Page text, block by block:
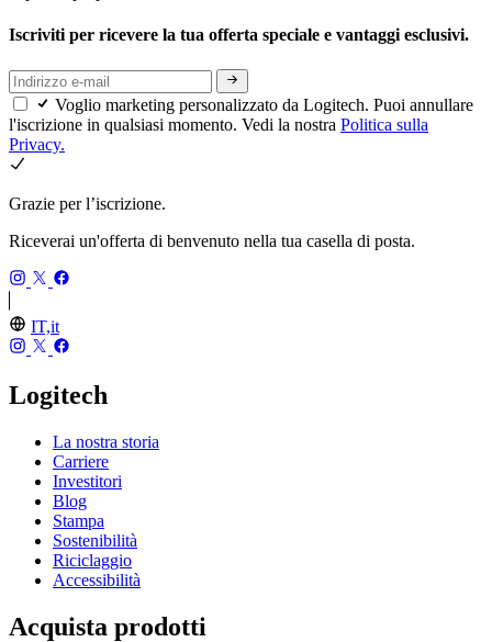
Iscriviti per ricevere la tua offerta speciale e vantaggi esclusivi.
Voglio marketing personalizzato da Logitech. Puoi annullare
l'iscrizione in qualsiasi momento. Vedi la nostra Politica sulla
Privacy.
Grazie per l’iscrizione.
Riceverai un'offerta di benvenuto nella tua casella di posta.
IT,it
Logitech
La nostra storia
Carriere
Investitori
Blog
Stampa
Sostenibilità
Riciclaggio
Accessibilità
Acquista prodotti